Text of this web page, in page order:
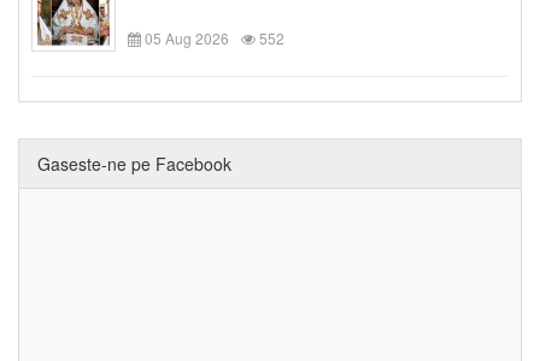
05 Aug 2026 552
Gaseste-ne pe Facebook